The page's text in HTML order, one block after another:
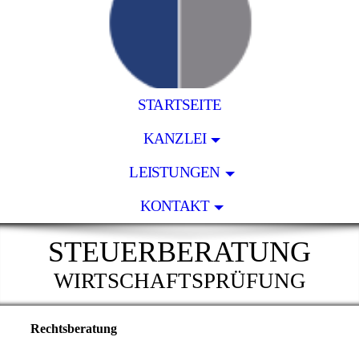
STARTSEITE
KANZLEI
LEISTUNGEN
KONTAKT
STEUERBERATUNG
WIRTSCHAFTSPRÜFUNG
Rechtsberatung